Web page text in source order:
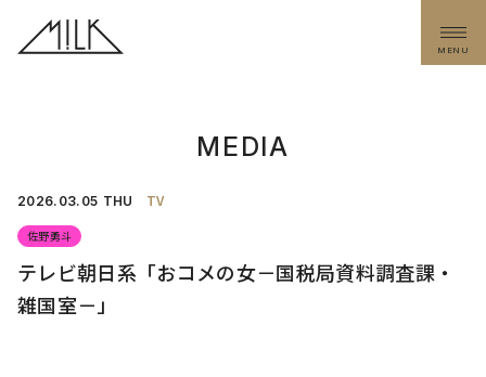
MENU
MEDIA
2026. 03.05 THU TV
佐野勇斗
テレビ朝日系「おコメの女－国税局資料調査課・
雑国室－」